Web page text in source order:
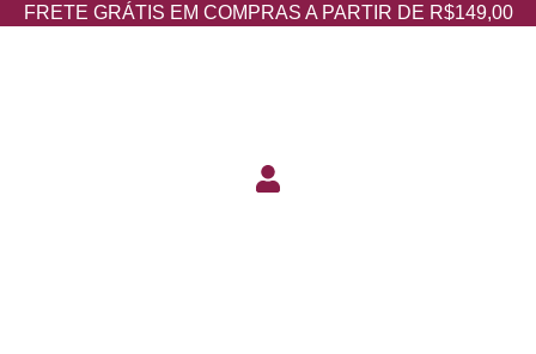
FRETE GRÁTIS EM COMPRAS A PARTIR DE R$149,00